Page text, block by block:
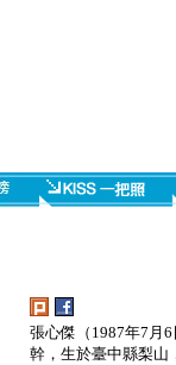
張心傑（1987年7月
幹，生於臺中縣梨山